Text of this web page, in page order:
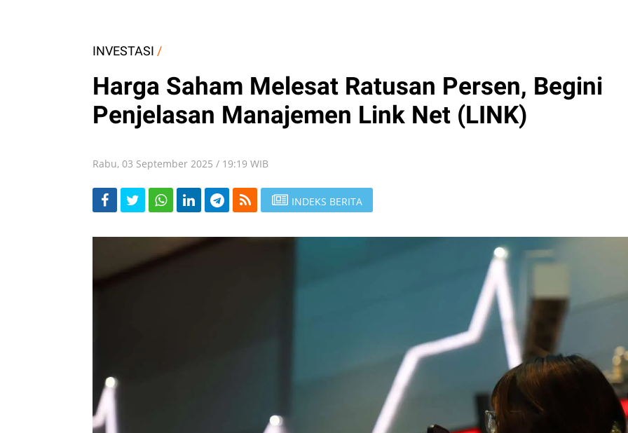
INVESTASI /
Harga Saham Melesat Ratusan Persen, Begini
Penjelasan Manajemen Link Net (LINK)
Rabu, 03 September 2025 / 19:19 WIB
INDEKS BERITA